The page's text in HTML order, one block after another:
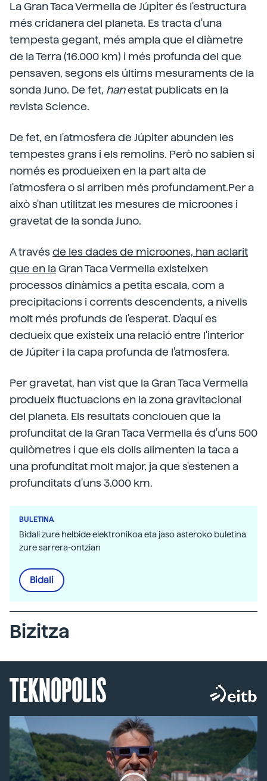
La Gran Taca Vermella de Júpiter és l'estructura
més cridanera del planeta. Es tracta d'una
tempesta gegant, més ampla que el diàmetre
de la Terra (16.000 km) i més profunda del que
pensaven, segons els últims mesuraments de la
sonda Juno. De fet, hanestat publicats en la
revista Science.
De fet, en l'atmosfera de Júpiter abunden les
tempestes grans i els remolins. Però no sabien si
només es produeixen en la part alta de
l'atmosfera o si arriben més profundament.Per a
això s'han utilitzat les mesures de microones i
gravetat de la sonda Juno.
A travésde les dades de microones, han aclarit
que en laGran Taca Vermella existeixen
processos dinàmics a petita escala, com a
precipitacions i corrents descendents, a nivells
molt més profunds de l'esperat. D'aquí es
dedueix que existeix una relació entre l'interior
de Júpiter i la capa profunda de l'atmosfera.
Per gravetat, han vist que la Gran Taca Vermella
produeix fluctuacions en la zona gravitacional
del planeta. Els resultats conclouen que la
profunditat de la Gran Taca Vermella és d'uns 500
quilòmetres i que els dolls alimenten la taca a
una profunditat molt major, ja que s'estenen a
profunditats d'uns 3.000 km.
BULETINA
Bidali zure helbide elektronikoa eta jaso asteroko buletina
zure sarrera-ontzian
Bidali
Bizitza
TEKNOPOLIS